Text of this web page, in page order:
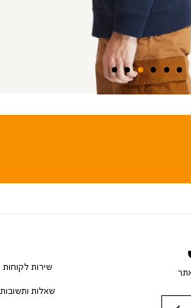
שירות לקוחות
שאלות ותשובות